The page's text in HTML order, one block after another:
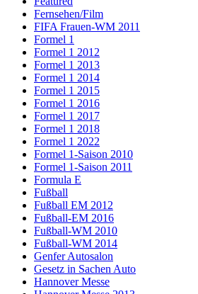
Fernsehen/Film
FIFA Frauen-WM 2011
Formel 1
Formel 1 2012
Formel 1 2013
Formel 1 2014
Formel 1 2015
Formel 1 2016
Formel 1 2017
Formel 1 2018
Formel 1 2022
Formel 1-Saison 2010
Formel 1-Saison 2011
Formula E
Fußball
Fußball EM 2012
Fußball-EM 2016
Fußball-WM 2010
Fußball-WM 2014
Genfer Autosalon
Gesetz in Sachen Auto
Hannover Messe